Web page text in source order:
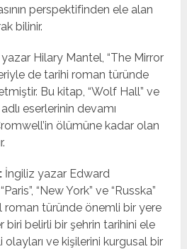
perspektifinden ele alan
bilinir.
Hilary Mantel, “The Mirror
de tarihi roman türünde
Bu kitap, “Wolf Hall” ve
eserlerinin devamı
ölümüne kadar olan
İngiliz yazar Edward
“New York” ve “Russka”
roman türünde önemli bir yere
biri belirli bir şehrin tarihini ele
ve kişilerini kurgusal bir